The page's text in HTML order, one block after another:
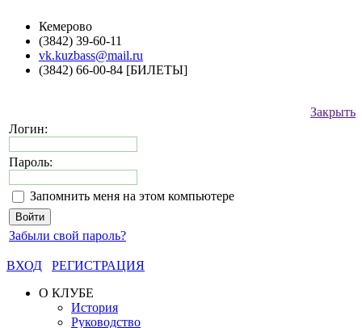
Кемерово
(3842) 39-60-11
vk.kuzbass@mail.ru
(3842) 66-00-84 [БИЛЕТЫ]
Закрыть
Логин:
Пароль:
Запомнить меня на этом компьютере
Забыли свой пароль?
ВХОД
РЕГИСТРАЦИЯ
О КЛУБЕ
История
Руководство